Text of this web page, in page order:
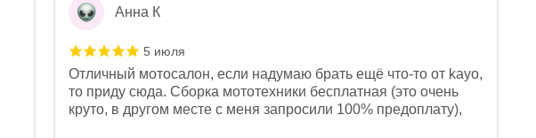
Анна К
5 июля
Отличный мотосалон, если надумаю брать ещё что-то от kayo,
то приду сюда. Сборка мототехники бесплатная (это очень
круто, в другом месте с меня запросили 100% предоплату),